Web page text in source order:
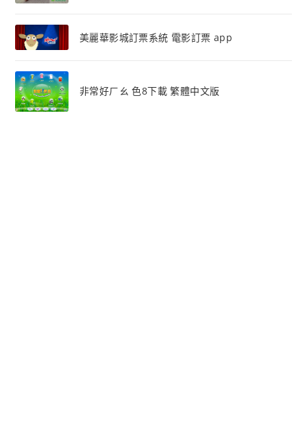
美麗華影城訂票系統 電影訂票 app
非常好ㄏㄠ 色8下載 繁體中文版